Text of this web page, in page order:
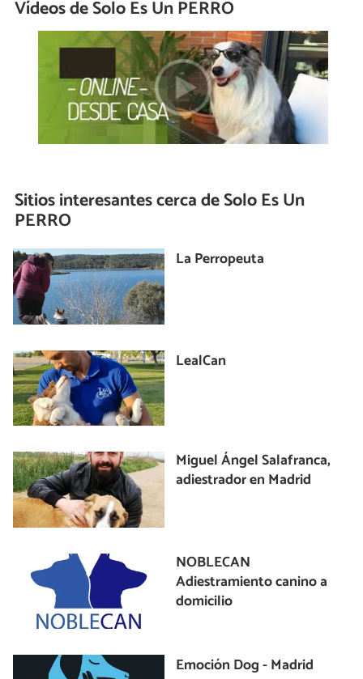
Vídeos de Solo Es Un PERRO
Sitios interesantes cerca deSolo Es Un
PERRO
La Perropeuta
LealCan
Miguel Ángel Salafranca,
adiestrador en Madrid
NOBLECAN
Adiestramiento canino a
domicilio
Emoción Dog - Madrid